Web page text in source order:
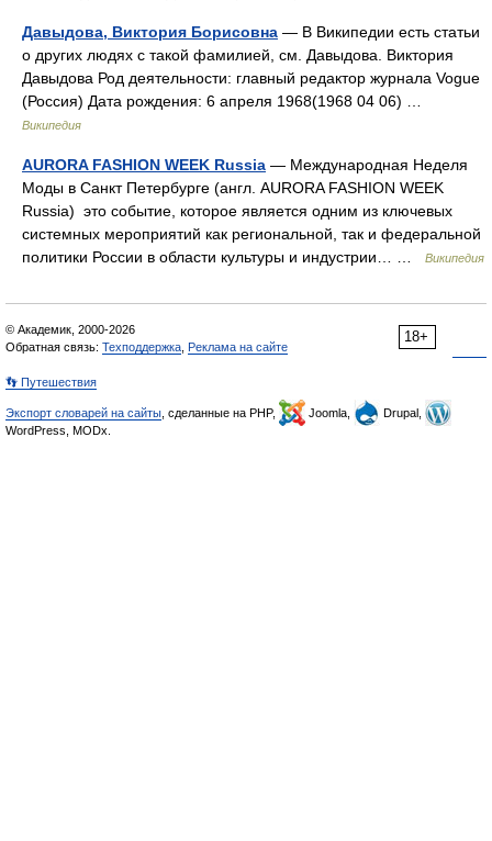
Давыдова, Виктория Борисовна — В Википедии есть статьи
о других людях с такой фамилией, см. Давыдова. Виктория
Давыдова Род деятельности: главный редактор журнала Vogue
(Россия) Дата рождения: 6 апреля 1968(1968 04 06) …
Википедия
AURORA FASHION WEEK Russia — Международная Неделя
Моды в Санкт Петербурге (англ. AURORA FASHION WEEK
Russia) это событие, которое является одним из ключевых
системных мероприятий как региональной, так и федеральной
политики России в области культуры и индустрии… …
Википедия
18+
© Академик, 2000-2026
Обратная связь: Техподдержка, Реклама на сайте
👣 Путешествия
Экспорт словарей на сайты, сделанные на PHP, Joomla,
Drupal,
WordPress, MODx.